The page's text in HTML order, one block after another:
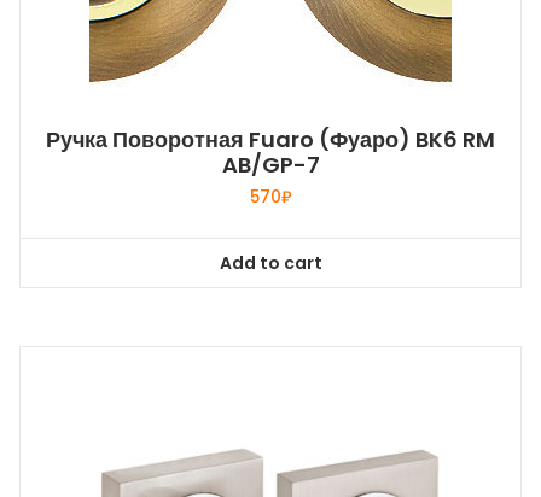
Ручка Поворотная Fuaro (Фуаро) BK6 RM
AB/GP-7
570₽
Add to cart